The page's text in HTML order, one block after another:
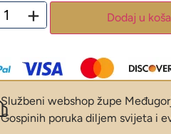
+
Dodaj u
Službeni webshop župe
Gospinih poruka diljem svijeta i